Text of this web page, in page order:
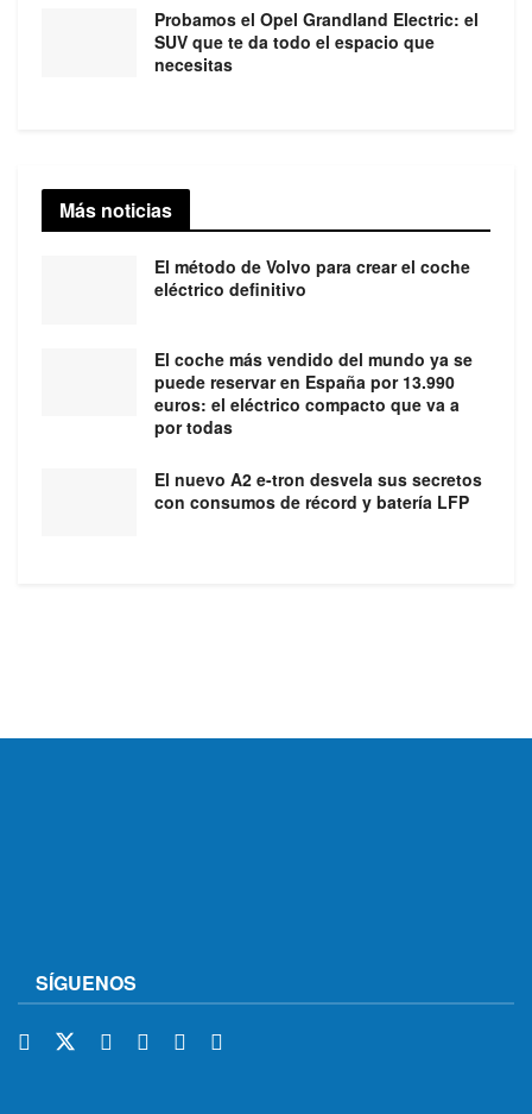
Probamos el Opel Grandland Electric: el
SUV que te da todo el espacio que
necesitas
Más noticias
El método de Volvo para crear el coche
eléctrico definitivo
El coche más vendido del mundo ya se
puede reservar en España por 13.990
euros: el eléctrico compacto que va a
por todas
El nuevo A2 e-tron desvela sus secretos
con consumos de récord y batería LFP
SÍGUENOS